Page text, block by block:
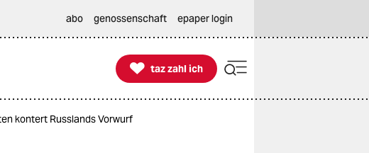
abo genossenschaft epaper login

taz zahl ich
taz zahl ich
kontert Russlands Vorwurf